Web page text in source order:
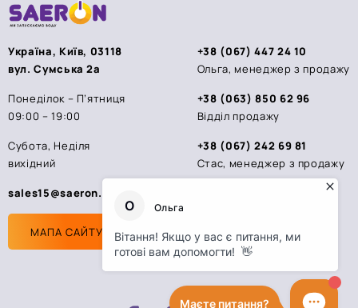
Україна, Київ, 03118
вул. Сумська 2а
Понеділок – П’ятниця
09:00 – 19:00
Субота, Неділя
вихідний
sales15@saeron.ua
МАПА САЙТУ
+38 (067) 447 24 10
Ольга, менеджер з продажу
+38 (063) 850 62 96
Відділ продажу
+38 (067) 242 69 81
Стас, менеджер з продажу